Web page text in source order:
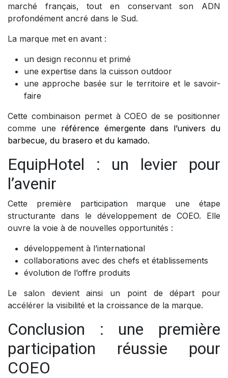
marché français, tout en conservant son ADN
profondément ancré dans le Sud.
La marque met en avant :
un design reconnu et primé
une expertise dans la cuisson outdoor
une approche basée sur le territoire et le savoir-
faire
Cette combinaison permet à COEO de se positionner
comme une référence émergente dans l’univers du
barbecue, du brasero et du kamado.
EquipHotel : un levier pour
l’avenir
Cette première participation marque une étape
structurante dans le développement de COEO. Elle
ouvre la voie à de nouvelles opportunités :
développement à l’international
collaborations avec des chefs et établissements
évolution de l’offre produits
Le salon devient ainsi un point de départ pour
accélérer la visibilité et la croissance de la marque.
Conclusion : une première
participation réussie pour
COEO